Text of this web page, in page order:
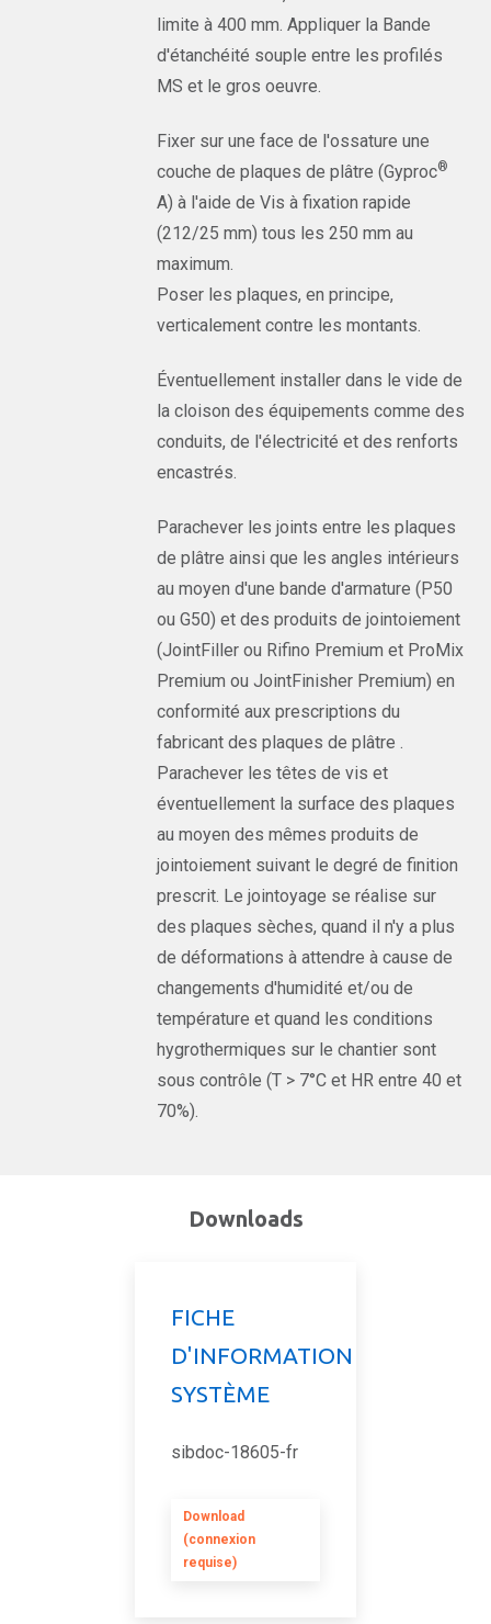
limite à 400 mm. Appliquer la Bande
d'étanchéité souple entre les profilés
MS et le gros oeuvre.
Fixer sur une face de l'ossature une
couche de plaques de plâtre (Gyproc®
A) à l'aide de Vis à fixation rapide
(212/25 mm) tous les 250 mm au
maximum.
Poser les plaques, en principe,
verticalement contre les montants.
Éventuellement installer dans le vide de
la cloison des équipements comme des
conduits, de l'électricité et des renforts
encastrés.
Parachever les joints entre les plaques
de plâtre ainsi que les angles intérieurs
au moyen d'une bande d'armature (P50
ou G50) et des produits de jointoiement
(JointFiller ou Rifino Premium et ProMix
Premium ou JointFinisher Premium) en
conformité aux prescriptions du
fabricant des plaques de plâtre .
Parachever les têtes de vis et
éventuellement la surface des plaques
au moyen des mêmes produits de
jointoiement suivant le degré de finition
prescrit. Le jointoyage se réalise sur
des plaques sèches, quand il n'y a plus
de déformations à attendre à cause de
changements d'humidité et/ou de
température et quand les conditions
hygrothermiques sur le chantier sont
sous contrôle (T > 7°C et HR entre 40 et
70%).
Downloads
FICHE
D'INFORMATION
SYSTÈME
sibdoc-18605-fr
Download
(connexion
requise)